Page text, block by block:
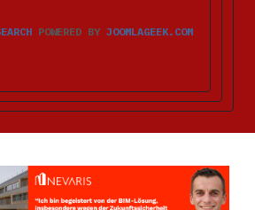
POWERED BY JOOMLAGEEK.COM